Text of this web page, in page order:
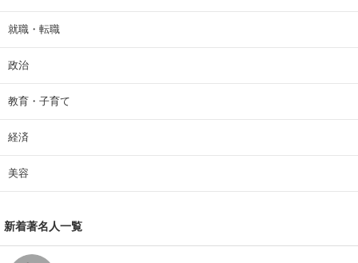
就職・転職
政治
教育・子育て
経済
美容
新着著名人一覧